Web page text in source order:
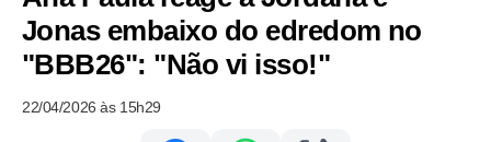
Jonas embaixo do edredom no
"BBB26": "Não vi isso!"
22/04/2026 às 15h29